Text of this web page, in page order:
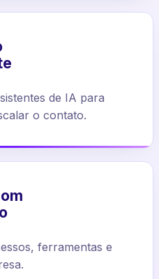
de IA para
o contato.
ferramentas e